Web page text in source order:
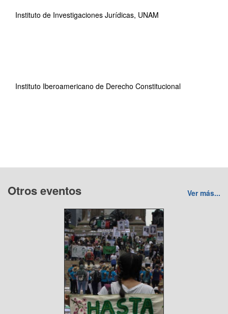
Instituto de Investigaciones Jurídicas, UNAM
Instituto Iberoamericano de Derecho Constitucional
Otros eventos Ver más...